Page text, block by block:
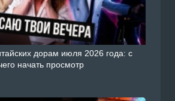
дорам июля 2026 года: с
начать просмотр